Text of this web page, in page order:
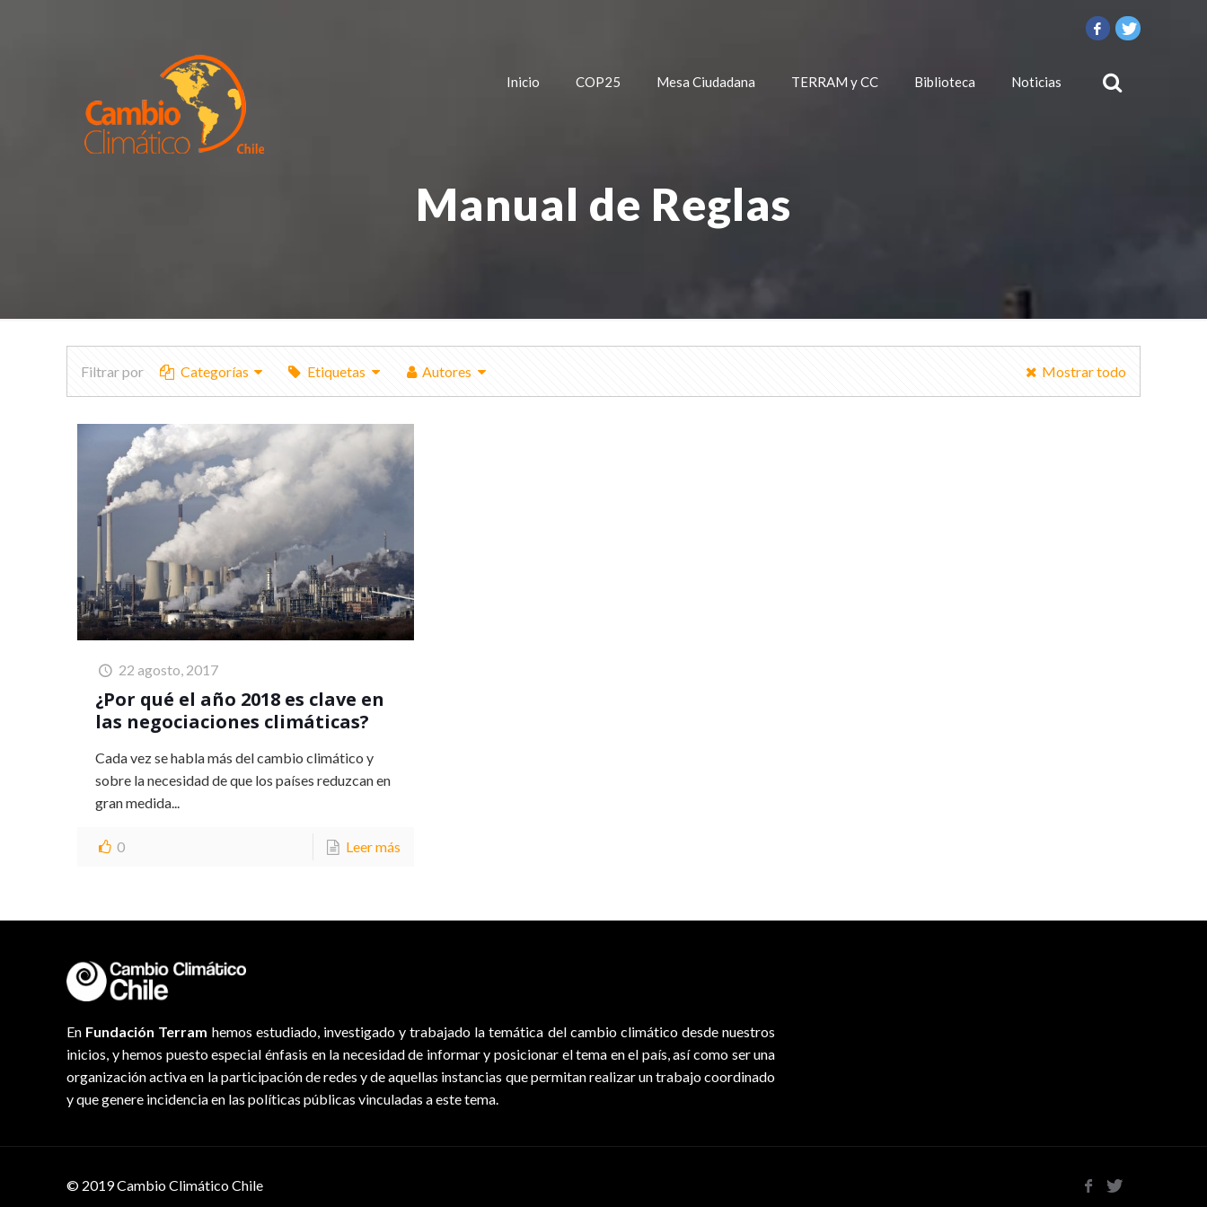
Inicio COP25 Mesa Ciudadana TERRAM y CC Biblioteca Noticias
Manual de Reglas
Filtrar por Categorías Etiquetas Autores Mostrar todo
22 agosto, 2017
¿Por qué el año 2018 es clave en
las negociaciones climáticas?
Cada vez se habla más del cambio climático y
sobre la necesidad de que los países reduzcan en
gran medida...
0 Leer más
En Fundación Terram hemos estudiado, investigado y trabajado la temática del cambio climático desde nuestros
inicios, y hemos puesto especial énfasis en la necesidad de informar y posicionar el tema en el país, así como ser una
organización activa en la participación de redes y de aquellas instancias que permitan realizar un trabajo coordinado
y que genere incidencia en las políticas públicas vinculadas a este tema.
© 2019 Cambio Climático Chile